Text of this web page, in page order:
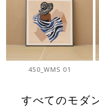
450_WMS 01
すべてのモダ